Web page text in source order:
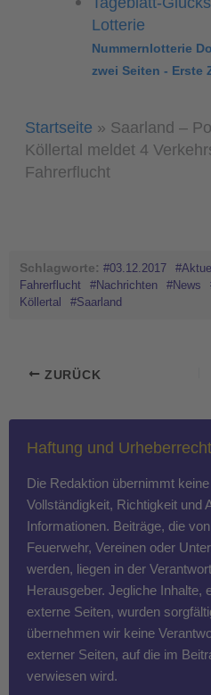
Nummernlotterie
zwei Seiten - Erste
Startseite » Saarland –
Köllertal meldet 4
Fahrerflucht
Schlagworte: #03.12.2017 #Aktuell
Fahrerflucht
#Nachrichten #News
Köllertal
#Saarland
ZURÜCK
Haftung und Urheberrecht
Die Redaktion übernimmt
Vollständigkeit, Richtigkeit und
Informationen. Beiträge, die
Feuerwehr, Vereinen oder
werden, liegen in der
Herausgeber. Jegliche Inhalte,
externe Seiten, wurden
übernehmen wir keine
externer Seiten, auf die im
verwiesen wird.